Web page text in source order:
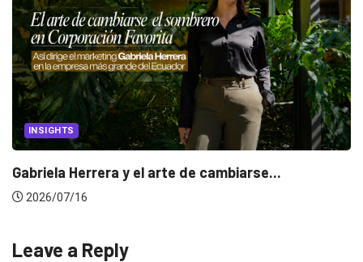
INSIGHTS
Gabriela Herrera y el arte de cambiarse...
2026/07/16
Leave a Reply